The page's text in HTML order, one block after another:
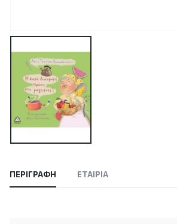
ΠΕΡΙΓΡΑΦΉ ΕΤΑΙΡΊΑ